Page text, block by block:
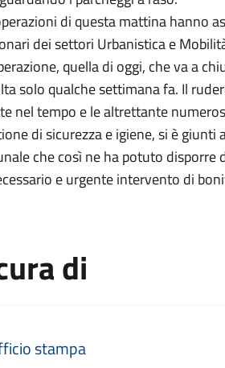
di questa mattina hanno
dei settori Urbanistica e
quella di oggi, che va a
solo qualche settimana fa. Il
nel tempo e le altrettante
di sicurezza e igiene, si è giunti
che così ne ha potuto disporre
e urgente intervento di
di
stampa